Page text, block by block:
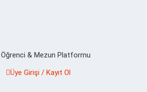
Öğrenci & Mezun Platformu
Üye Girişi / Kayıt Ol